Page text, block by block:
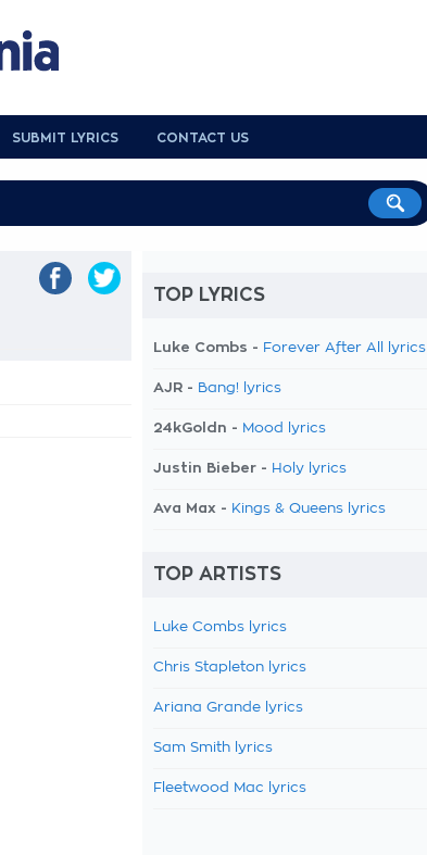
SUBMIT LYRICS CONTACT US
TOP LYRICS
Luke Combs - Forever After All lyrics
AJR - Bang! lyrics
24kGoldn - Mood lyrics
Justin Bieber - Holy lyrics
Ava Max - Kings & Queens lyrics
TOP ARTISTS
Luke Combs lyrics
Chris Stapleton lyrics
Ariana Grande lyrics
Sam Smith lyrics
Fleetwood Mac lyrics